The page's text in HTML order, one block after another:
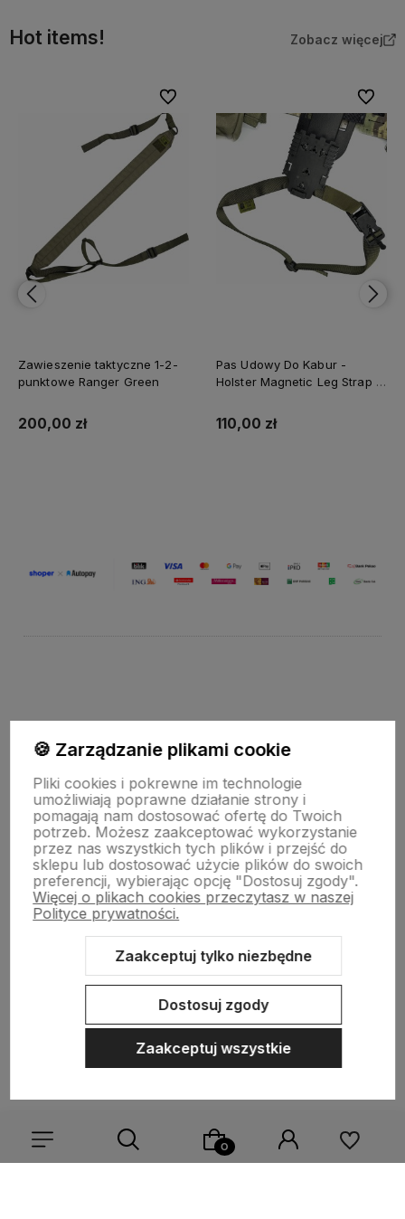
Hot items! Zobacz więcej
Zawieszenie taktyczne 1-2-
punktowe Ranger Green
200,00 zł
Do ulubionych
Pas Udowy Do Kabur -
Holster Magnetic Leg Strap -
110,00 zł
Do
polityce prywatności
MOJE KONTO
PŁATNOŚCI I DOSTAWA
INFORMACJE
🍪 Zarządzanie plikami cookie
Pliki cookies i pokrewne im technologie
umożliwiają poprawne działanie strony i
pomagają nam dostosować ofertę do Twoich
potrzeb. Możesz zaakceptować wykorzystanie
przez nas wszystkich tych plików i przejść do
sklepu lub dostosować użycie plików do swoich
preferencji, wybierając opcję "Dostosuj zgody".
Więcej o plikach cookies przeczytasz w naszej
Polityce prywatności.
Zaakceptuj tylko niezbędne
Dostosuj zgody
Zaakceptuj wszystkie